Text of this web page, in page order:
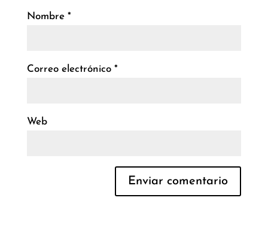
Nombre *
Correo electrónico *
Web